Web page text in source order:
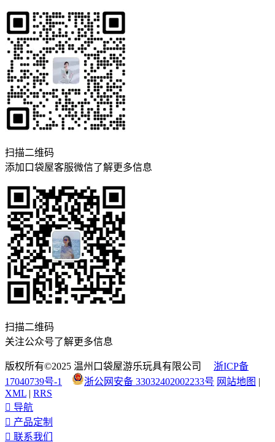
扫描二维码
添加口袋屋客服微信了解更多信息
扫描二维码
关注公众号了解更多信息
版权所有©2025 温州口袋屋游乐玩具有限公司 浙ICP备
17040739号-1
浙公网安备 33032402002233号 网站地图 |
XML | RRS
 导航
 产品定制
 联系我们